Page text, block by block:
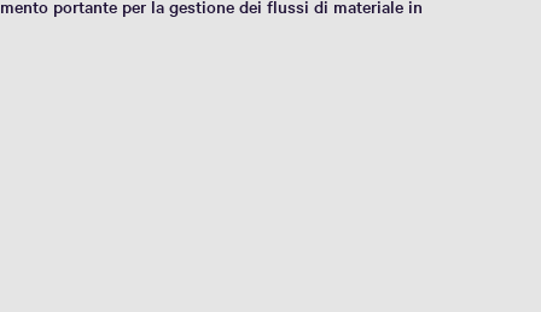
portante per la gestione dei flussi di materiale in